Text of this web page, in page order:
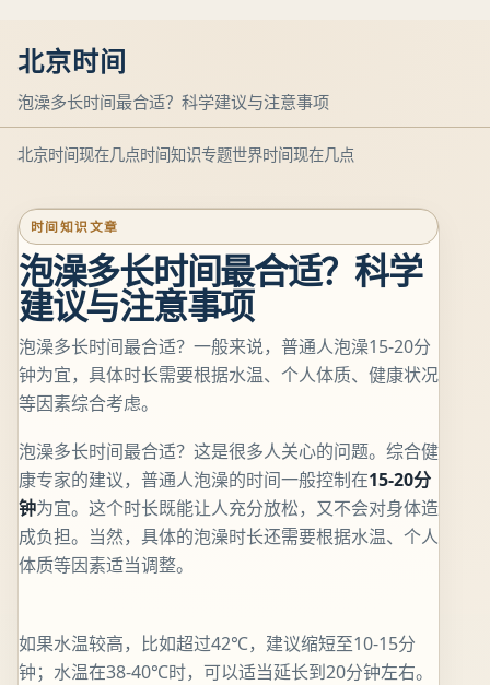
北京时间
泡澡多长时间最合适？科学建议与注意事项
北京时间现在几点时间知识专题世界时间现在几点
时间知识文章
泡澡多长时间最合适？科学
建议与注意事项
泡澡多长时间最合适？一般来说，普通人泡澡15-20分
钟为宜，具体时长需要根据水温、个人体质、健康状况
等因素综合考虑。
泡澡多长时间最合适？这是很多人关心的问题。综合健
康专家的建议，普通人泡澡的时间一般控制在15-20分
钟为宜。这个时长既能让人充分放松，又不会对身体造
成负担。当然，具体的泡澡时长还需要根据水温、个人
体质等因素适当调整。
如果水温较高，比如超过42℃，建议缩短至10-15分
钟；水温在38-40℃时，可以适当延长到20分钟左右。